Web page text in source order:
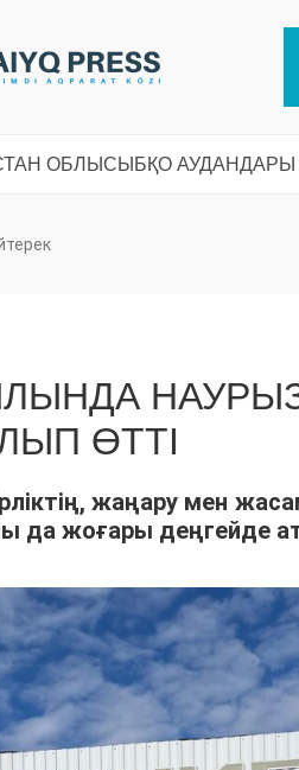
ОБЛЫСЫ БҚО АУДАНДАРЫ
ӨТТІ
жаңару мен
да жоғары деңгейде